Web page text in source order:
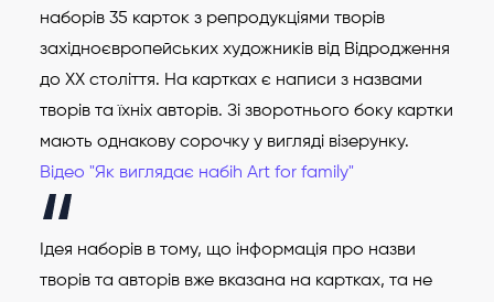
наборів 35 карток з репродукціями творів
західноєвропейських художників від Відродження
до XX століття. На картках є написи з назвами
творів та їхніх авторів. Зі зворотнього боку картки
мають однакову сорочку у вигляді візерунку.
Відео "Як виглядає набіh Art for family"
Ідея наборів в тому, що інформація про назви
творів та авторів вже вказана на картках, та не